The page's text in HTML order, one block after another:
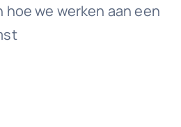
we werken aan een